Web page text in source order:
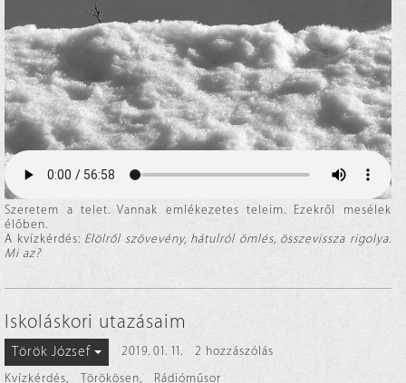
Szeretem a telet. Vannak emlékezetes teleim. Ezekről mesélek
élőben.
A kvízkérdés: Elölről szövevény, hátulról ömlés, összevissza rigolya.
Mi az?
Iskoláskori utazásaim
Török József 2019. 01. 11.
2 hozzászólás
Kvízkérdés, Törökösen, Rádióműsor